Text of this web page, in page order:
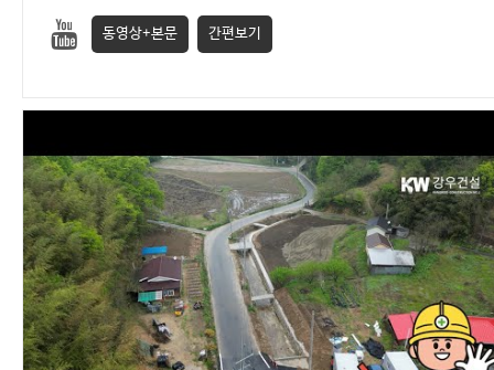
동영상+본문 간편보기